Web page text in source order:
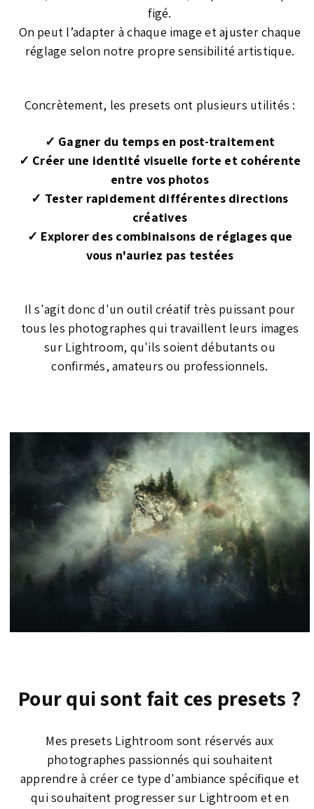
figé.
On peut l’adapter à chaque image et ajuster chaque
réglage selon notre propre sensibilité artistique.
Concrètement, les presets ont plusieurs utilités :
✓ Gagner du temps en post-traitement
✓ Créer une identité visuelle forte et cohérente
entre vos photos
✓ Tester rapidement différentes directions
créatives
✓ Explorer des combinaisons de réglages que
vous n'auriez pas testées
Il s'agit donc d'un outil créatif très puissant pour
tous les photographes qui travaillent leurs images
sur Lightroom, qu'ils soient débutants ou
confirmés, amateurs ou professionnels.
Pour qui sont fait ces presets ?
Mes presets Lightroom sont réservés aux
photographes passionnés qui souhaitent
apprendre à créer ce type d'ambiance spécifique et
qui souhaitent progresser sur Lightroom et en